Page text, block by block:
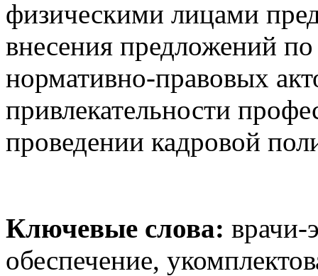
физическими лицами
внесения предложений
нормативно-правовых
привлекательности
проведении кадровой
Ключевые слова: врачи-
обеспечение,